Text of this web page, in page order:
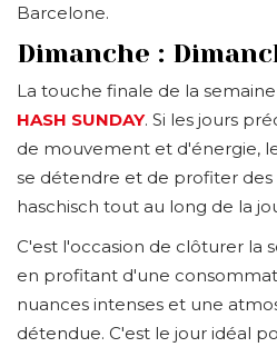
Barcelone.
Dimanche :
La touche finale de la
HASH SUNDAY. Si les jours
de mouvement et d'énergie,
se détendre et de profiter des
haschisch tout au long de la
C'est l'occasion de clôturer la
en profitant d'une
nuances intenses et une
détendue. C'est le jour idéal